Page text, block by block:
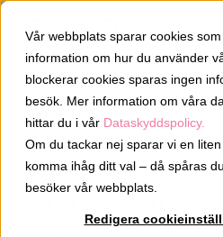
Vår webbplats sparar cookies
information om hur du använder
blockerar cookies sparas ingen
besök. Mer information om våra
hittar du i vår Dataskyddspolicy.
Om du tackar nej sparar vi en
komma ihåg ditt val – då spåras
besöker vår webbplats.
Redigera
4 MIN. LÄSTID
Bättre